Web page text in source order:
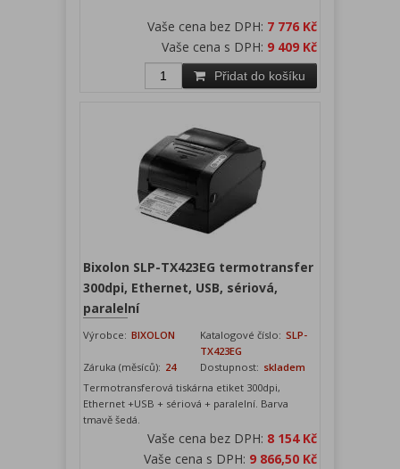
Vaše cena bez DPH: 7 776 Kč
Vaše cena s DPH: 9 409 Kč
Přidat do košíku
Bixolon SLP-TX423EG termotransfer
300dpi, Ethernet, USB, sériová,
paralelní
Výrobce: BIXOLON Katalogové číslo: SLP-
TX423EG
Záruka (měsíců): 24 Dostupnost: skladem
Termotransferová tiskárna etiket 300dpi,
Ethernet +USB + sériová + paralelní. Barva
tmavě šedá.
Vaše cena bez DPH: 8 154 Kč
Vaše cena s DPH: 9 866,50 Kč